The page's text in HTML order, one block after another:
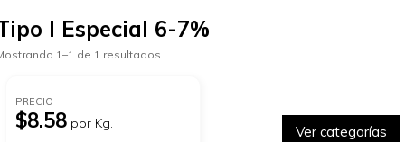
Ver categorías
I Especial 6-7%
1–1 de 1 resultados
PRECIO
$8.58 por Kg.